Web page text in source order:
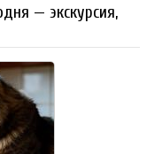
— экскурсия,